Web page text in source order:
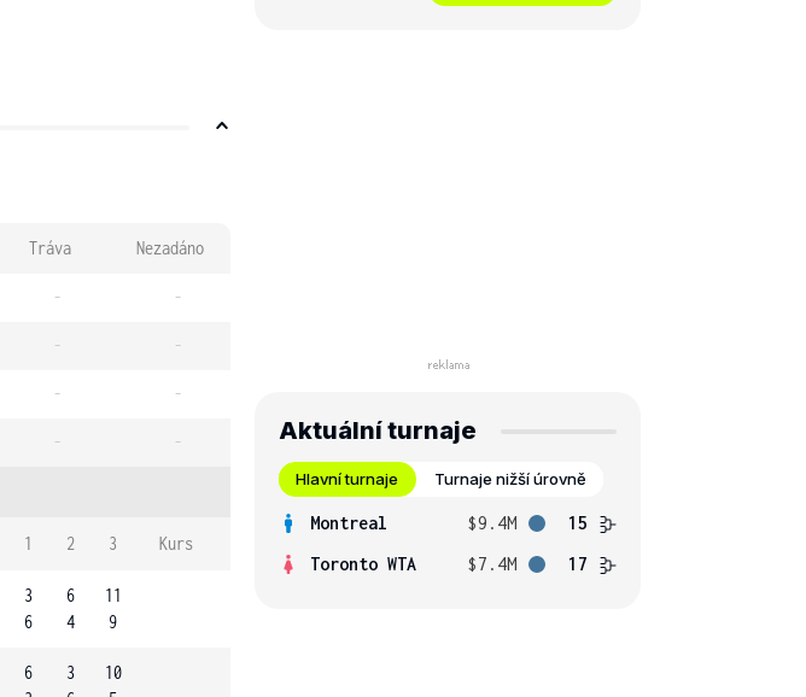
Tráva Nezadáno
- -
- -
- -
- -
1 2 3 Kurs
3
6
6
4
11
9
6
3
10
Aktuální turnaje
Hlavní turnaje Turnaje nižší úrovně
Montreal $9.4M
15
Toronto WTA
$7.4M 17